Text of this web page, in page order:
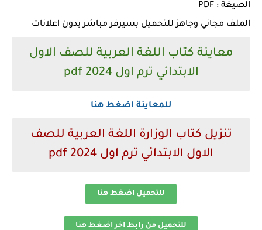
الصيغة : PDF
الملف مجاني وجاهز للتحميل بسيرفر مباشر بدون اعلانات
معاينة كتاب اللغة العربية للصف الاول
الابتدائي ترم اول 2024 pdf
للمعاينة اضغط هنا
تنزيل كتاب الوزارة اللغة العربية للصف
الاول الابتدائي ترم اول 2024 pdf
للتحميل اضغط هنا
للتحميل من رابط اخر اضغط هنا